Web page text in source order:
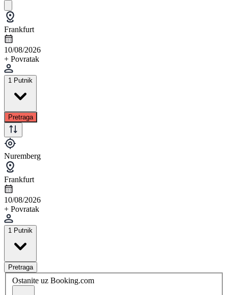
Frankfurt
10/08/2026
+ Povratak
1 Putnik
Pretraga
Nuremberg
Frankfurt
10/08/2026
+ Povratak
1 Putnik
Pretraga
Ostanite uz Booking.com